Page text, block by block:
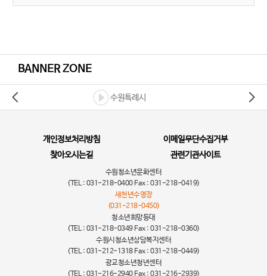
BANNER ZONE
수원특례시
개인정보처리방침
이메일무단수집거부
찾아오시는길
관련기관사이트
수원청소년문화센터
(TEL : 031-218-0400 Fax : 031-218-0419)
새천년수영장
(031-218-0450)
청소년희망등대
(TEL : 031-218-0349 Fax : 031-218-0360)
수원시청소년상담복지센터
(TEL : 031-212-1318 Fax : 031-218-0449)
광교청소년청년센터
(TEL : 031-216-2940 Fax : 031-216-2939)